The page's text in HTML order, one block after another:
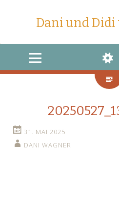
Dani und
MENU
WIDGETS
SEARCH
31. MAI 2025
DANI WAGNER